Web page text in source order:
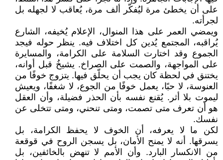
على أن يخطئ مرة ليُفكّر ألف مرة، يُعاقب لا لجهله بل
لجرأته.
ويمضي العمر على هذا المنوال، الإعلام يُخيفه، الشارع
يُراقبه، المجتمع يُدين كل اختلاف فيه. ينظر حوله فيجد
الجموع وقد اختارت السلامة على الكرامة، والمسايرة
على المواجهة، والصمت على الصراخ. يشيخُ قبل أوانه،
يختنق في لحظة كان يجب أن يحلّق فيها. يتزوج خوفًا من
العنوسة، لا حبًا، يعمل خوفًا من الجوع، لا شغفًا، ويعيش
ليموت بلا أثر. يُقنع نفسه بأن الحذر فضيلة، وأن العقل
هو أن تعرف متى تصمت، ومتى تنحني، ومتى تتخلى عن
نفسك.
لكن ما لا يعرفه، أن الخوف لا يحفظ الكرامة، بل
يسرقها. أنه لا يمنح الأمان، بل يسجن الروح في قوقعة
من الانكسار البارد. وأن الأمم لا تنهض بالخائفين، بل